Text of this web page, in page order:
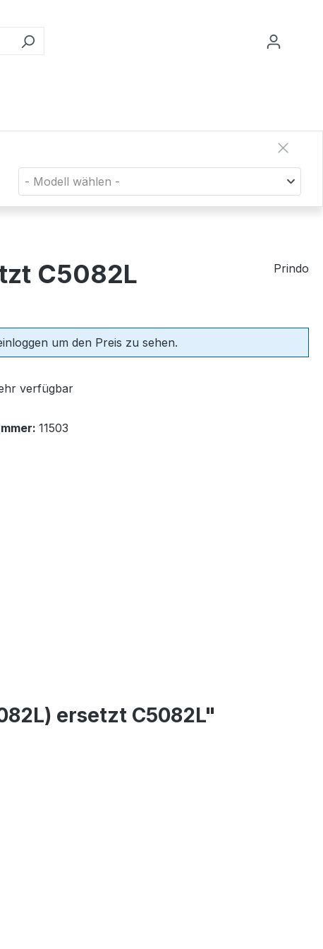
- Modell wählen -
C5082L Prindo
um den Preis zu sehen.
verfügbar
11503
ersetzt C5082L"